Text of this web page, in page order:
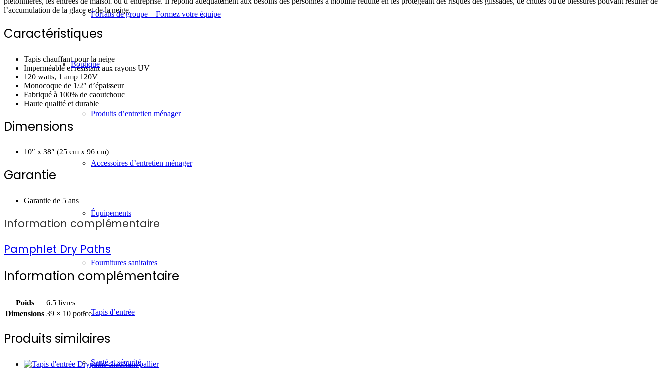
Forfaits de groupe – Formez votre équipe
Boutique
Produits d’entretien ménager
Accessoires d’entretien ménager
Équipements
Fournitures sanitaires
Tapis d’entrée
Santé et sécurité
l’accumulation de la glace et de la neige.
Caractéristiques
Tapis chauffant pour la neige
Imperméable et résistant aux rayons UV
120 watts, 1 amp 120V
Monocoque de 1/2″ d’épaisseur
Fabriqué à 100% de caoutchouc
Haute qualité et durable
Dimensions
10″ x 38″ (25 cm x 96 cm)
Garantie
Garantie de 5 ans
Information complémentaire
Pamphlet Dry Paths
Information complémentaire
Poids
6.5 livres
Dimensions 39 × 10 pouce
Produits similaires